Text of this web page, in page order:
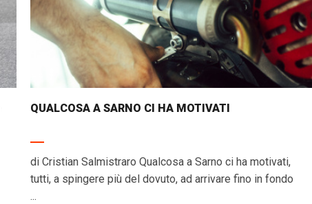
QUALCOSA A SARNO CI HA MOTIVATI
di Cristian Salmistraro Qualcosa a Sarno ci ha motivati,
tutti, a spingere più del dovuto, ad arrivare fino in fondo
...